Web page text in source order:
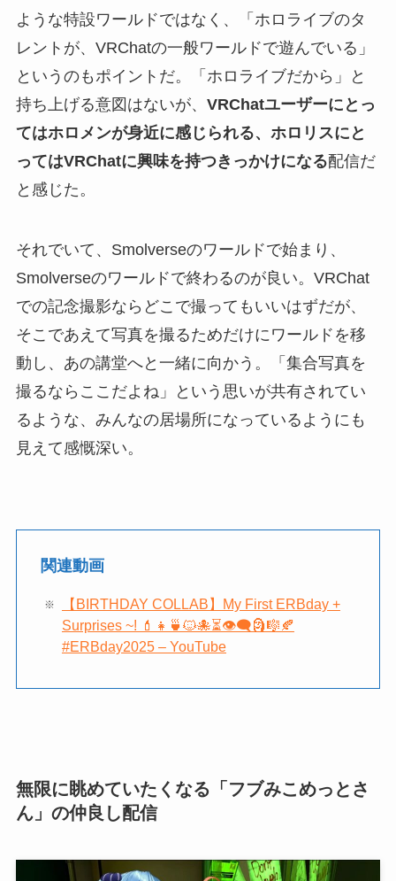
ような特設ワールドではなく、「ホロライブのタ
レントが、VRChatの一般ワールドで遊んでいる」
というのもポイントだ。「ホロライブだから」と
持ち上げる意図はないが、 VRChatユーザーにとっ
てはホロメンが身近に感じられる、ホロリスにと
ってはVRChatに興味を持つきっかけになる配信だ
と感じた。
それでいて、Smolverseのワールドで始まり、
Smolverseのワールドで終わるのが良い。VRChat
での記念撮影ならどこで撮ってもいいはずだが、
そこであえて写真を撮るためだけにワールドを移
動し、あの講堂へと一緒に向かう。「集合写真を
撮るならここだよね」という思いが共有されてい
るような、みんなの居場所になっているようにも
見えて感慨深い。
関連動画
【BIRTHDAY COLLAB】My First ERBday +
Surprises ~! 💄👧🍵🐱🐙⏳👁‍🗨🗿🎼🍂
#ERBday2025 – YouTube
無限に眺めていたくなる「フブみこめっとさ
ん」の仲良し配信